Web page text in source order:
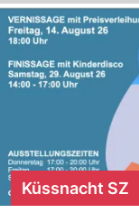
Küssnacht SZ